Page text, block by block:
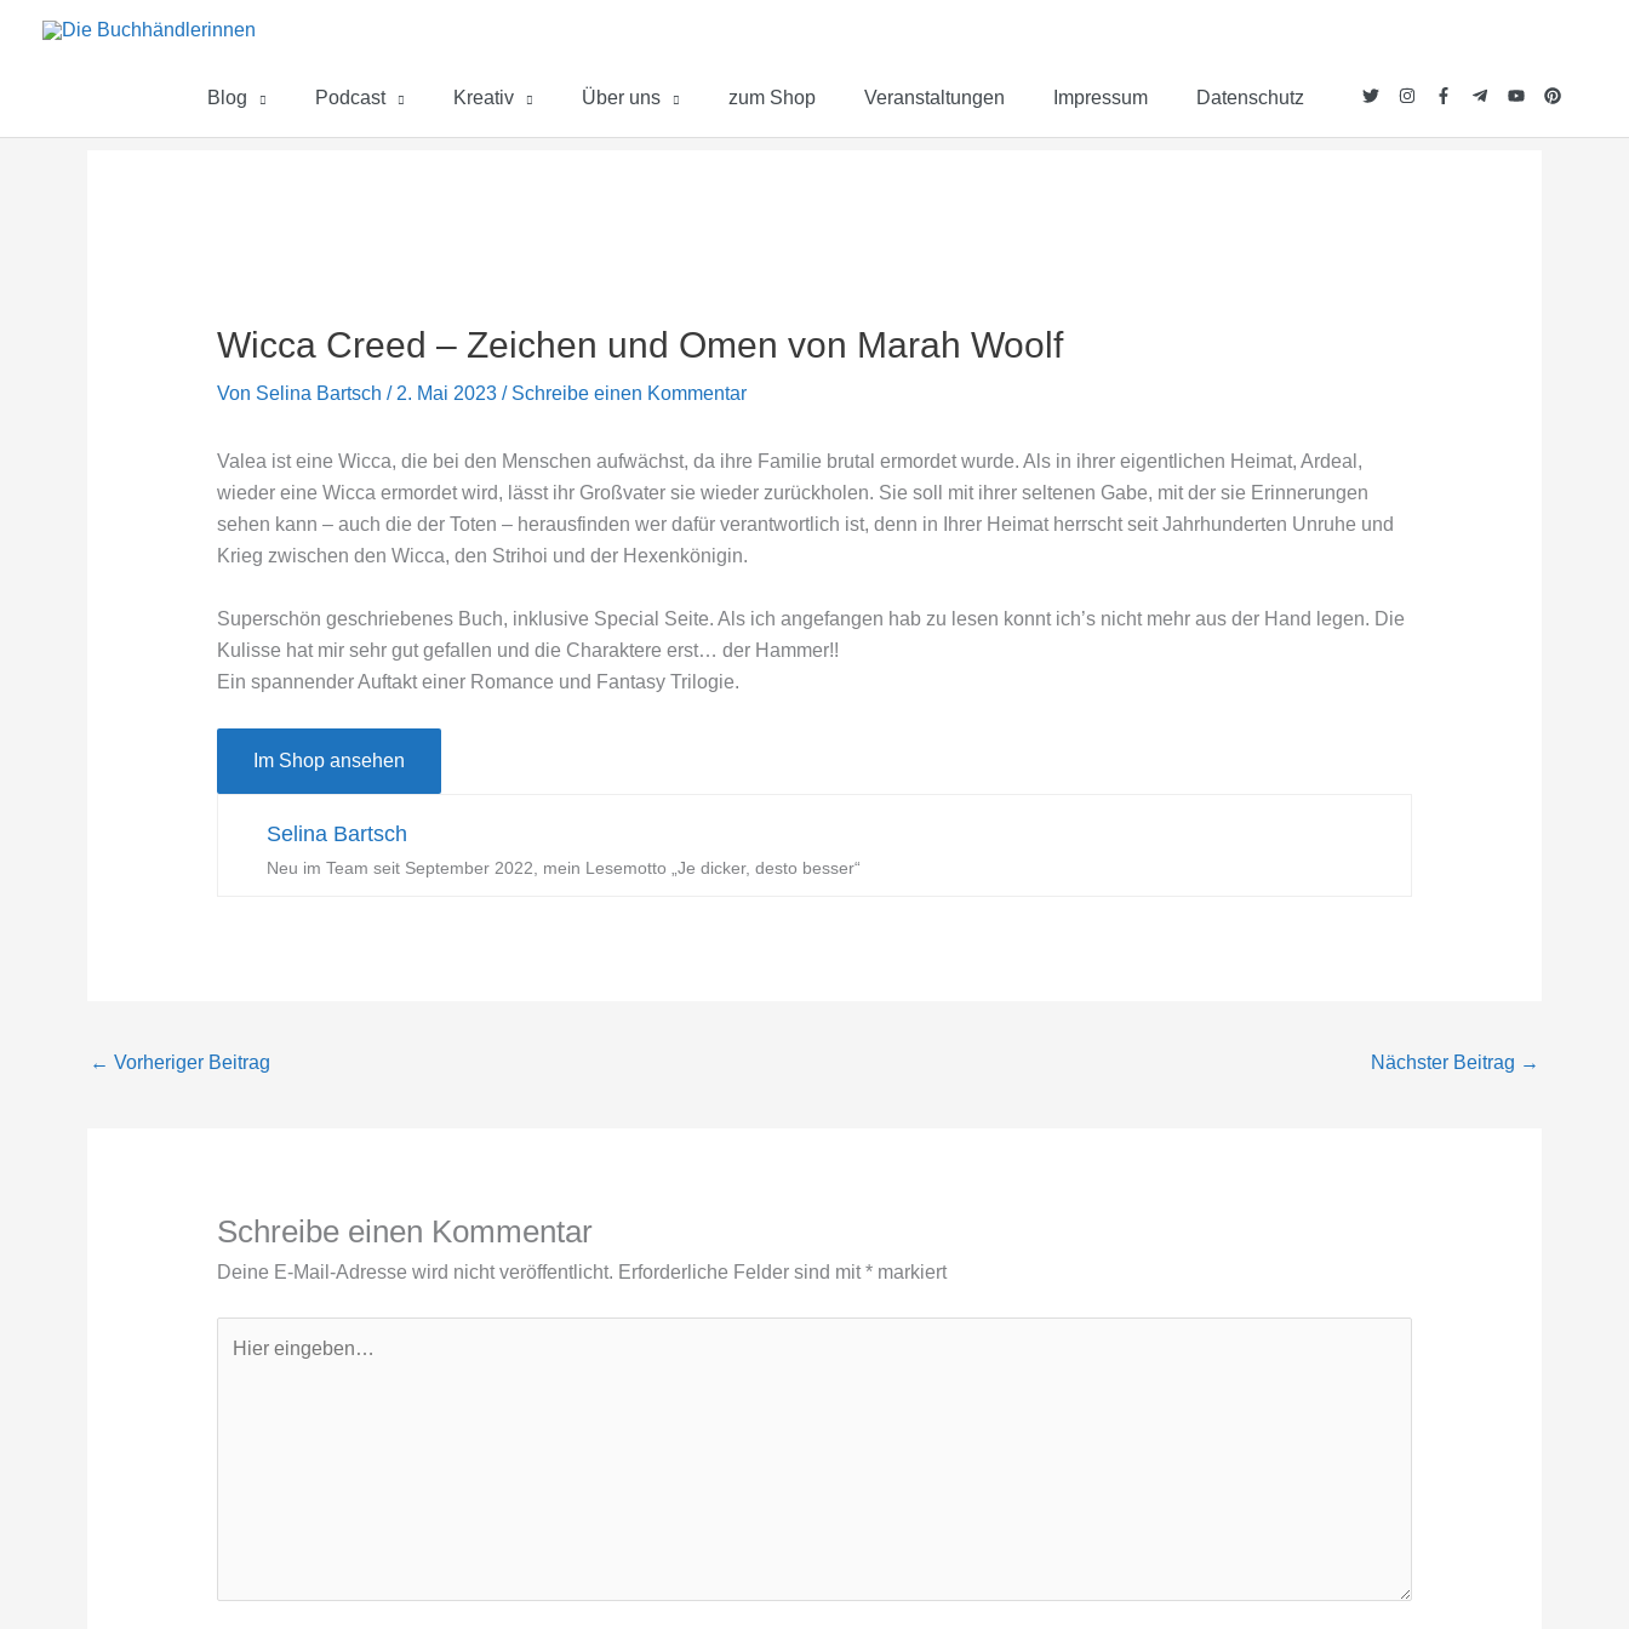
Inhalt
Blog
Podcast Kreativ Über uns zum Shop Veranstaltungen Impressum Datenschutz
Wicca Creed – Zeichen und Omen von Marah Woolf
Von Selina Bartsch / 2. Mai 2023 / Schreibe einen Kommentar
Valea ist eine Wicca, die bei den Menschen aufwächst, da ihre Familie brutal ermordet wurde. Als in ihrer eigentlichen Heimat, Ardeal,
wieder eine Wicca ermordet wird, lässt ihr Großvater sie wieder zurückholen. Sie soll mit ihrer seltenen Gabe, mit der sie Erinnerungen
sehen kann – auch die der Toten – herausfinden wer dafür verantwortlich ist, denn in Ihrer Heimat herrscht seit Jahrhunderten Unruhe und
Krieg zwischen den Wicca, den Strihoi und der Hexenkönigin.
Superschön geschriebenes Buch, inklusive Special Seite. Als ich angefangen hab zu lesen konnt ich’s nicht mehr aus der Hand legen. Die
Kulisse hat mir sehr gut gefallen und die Charaktere erst… der Hammer!!
Ein spannender Auftakt einer Romance und Fantasy Trilogie.
Im Shop ansehen
Selina Bartsch
Neu im Team seit September 2022, mein Lesemotto „Je dicker, desto besser“
← Vorheriger Beitrag Nächster Beitrag →
Schreibe einen Kommentar
Deine E-Mail-Adresse wird nicht veröffentlicht. Erforderliche Felder sind mit*markiert
eingeben…